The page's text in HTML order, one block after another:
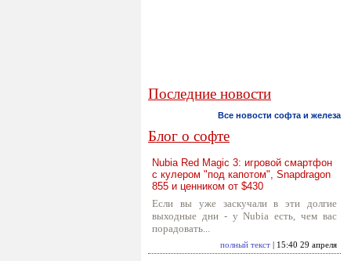
Последние новости
Все новости софта и железа
Блог о софте
Nubia Red Magic 3: игровой смартфон
с кулером "под капотом", Snapdragon
855 и ценником от $430
Если вы уже заскучали в эти долгие
выходные дни - у Nubia есть, чем вас
порадовать...
полный текст | 15:40 29 апреля